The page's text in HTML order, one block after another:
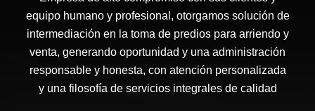
equipo humano y profesional, otorgamos solución de
intermediación en la toma de predios para arriendo y
venta, generando oportunidad y una administración
responsable y honesta, con atención personalizada
y una filosofía de servicios integrales de calidad